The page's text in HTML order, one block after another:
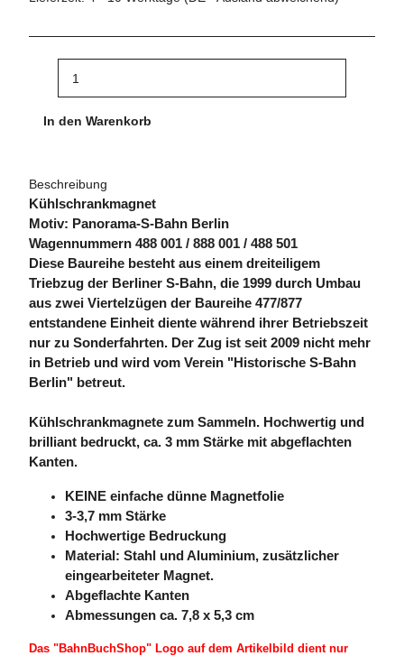
In den Warenkorb
Beschreibung
Kühlschrankmagnet
Motiv: Panorama-S-Bahn Berlin
Wagennummern 488 001 / 888 001 / 488 501
Diese Baureihe besteht aus einem dreiteiligem
Triebzug der Berliner S-Bahn, die 1999 durch Umbau
aus zwei Viertelzügen der Baureihe 477/877
entstandene Einheit diente während ihrer Betriebszeit
nur zu Sonderfahrten. Der Zug ist seit 2009 nicht mehr
in Betrieb und wird vom Verein "Historische S-Bahn
Berlin" betreut.
Kühlschrankmagnete zum Sammeln. Hochwertig und
brilliant bedruckt, ca. 3 mm Stärke mit abgeflachten
Kanten.
KEINE einfache dünne Magnetfolie
3-3,7 mm Stärke
Hochwertige Bedruckung
Material: Stahl und Aluminium, zusätzlicher
eingearbeiteter Magnet.
Abgeflachte Kanten
Abmessungen ca. 7,8 x 5,3 cm
Das "BahnBuchShop" Logo auf dem Artikelbild dient nur